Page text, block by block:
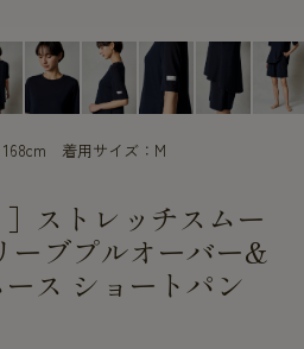
168cm 着用サイズ：M
］ストレッチスムー
ーブプルオーバー&
ス ショートパン